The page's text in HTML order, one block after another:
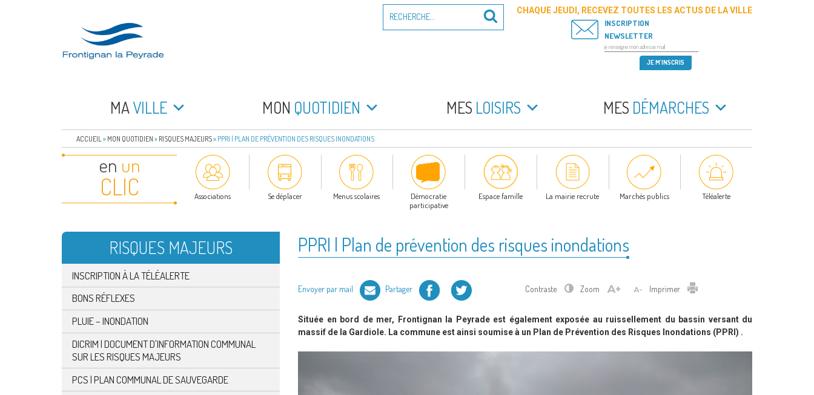
FRONTIGNAN LA PEYRADE
pour
Recherche
CHAQUE JEUDI, RECEVEZ TOUTES LES ACTUS DE LA VILLE
INSCRIPTION
NEWSLETTER
MAVILLE MON QUOTIDIEN MES LOISIRS MES DÉMARCHES
ACCUEIL » MON QUOTIDIEN » RISQUES MAJEURS» PPRI | PLAN DE PRÉVENTION DES RISQUES INONDATIONS
en un
CLIC Associations Se déplacer Menus scolaires
Démocratie
participative
Espace famille La mairie recrute Marchés publics Téléalerte
PPRI | Plan de prévention des risques inondations
Envoyer par mail Partager Facebook Twitter Contraste Zoom Imprimer Imprimer
Située en bord de mer, Frontignan la Peyrade est également exposée au ruissellement du bassin versant du
massif de la Gardiole. La commune est ainsi soumise à un Plan de Prévention des Risques Inondations (PPRI) .
RISQUES MAJEURS
INSCRIPTION À LA TÉLÉALERTE
BONS RÉFLEXES
PLUIE – INONDATION
DICRIM | DOCUMENT D'INFORMATION COMMUNAL
SUR LES RISQUES MAJEURS
PCS | PLAN COMMUNAL DE SAUVEGARDE